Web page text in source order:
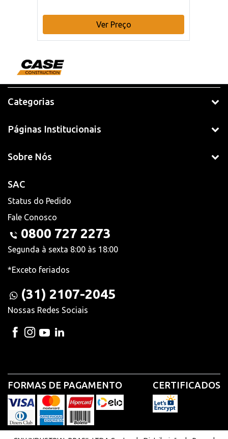
Ver Preço
Categorias
Páginas Institucionais
Sobre Nós
SAC
Status do Pedido
Fale Conosco
0800 727 2273
Segunda à sexta 8:00 às 18:00
*Exceto feriados
(31) 2107-2045
Nossas Redes Sociais
FORMAS DE PAGAMENTO CERTIFICADOS